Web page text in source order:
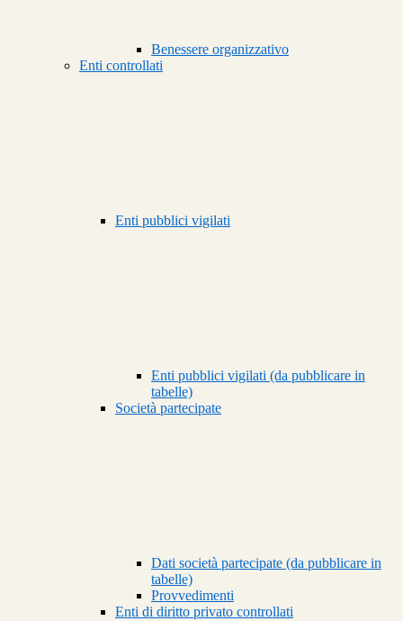
Benessere organizzativo
Enti controllati
Enti pubblici vigilati
Enti pubblici vigilati (da pubblicare in
tabelle)
Società partecipate
Dati società partecipate (da pubblicare in
tabelle)
Provvedimenti
Enti di diritto privato controllati